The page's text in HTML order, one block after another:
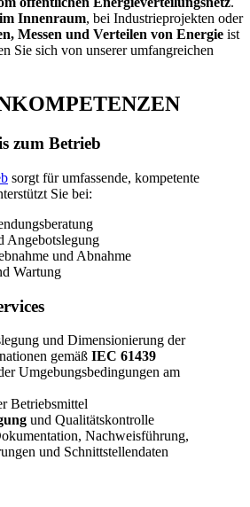
Innenraum, bei Industrieprojekten oder
Messen und Verteilen von Energie ist
Sie sich von unserer umfangreichen
zum Betrieb
sorgt für umfassende, kompetente
Sie bei:
Angebotslegung
und Abnahme
Wartung
und Dimensionierung der
gemäß IEC 61439
Umgebungsbedingungen am
Betriebsmittel
und Qualitätskontrolle
Nachweisführung,
und Schnittstellendaten